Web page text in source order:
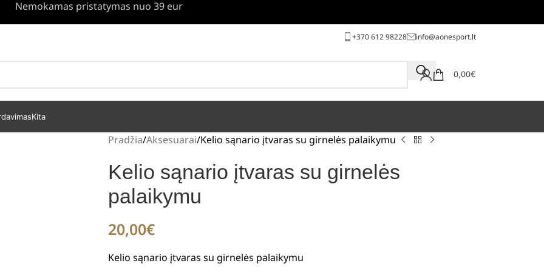
Nemokamas pristatymas nuo 39 eur
+370 612 98228 info@aonesport.lt
0,00€
Kita
Pradžia Aksesuarai Kelio sąnario įtvaras su girnelės palaikymu
Kelio sąnario įtvaras su girnelės
palaikymu
20,00€
Kelio sąnario įtvaras su girnelės palaikymu